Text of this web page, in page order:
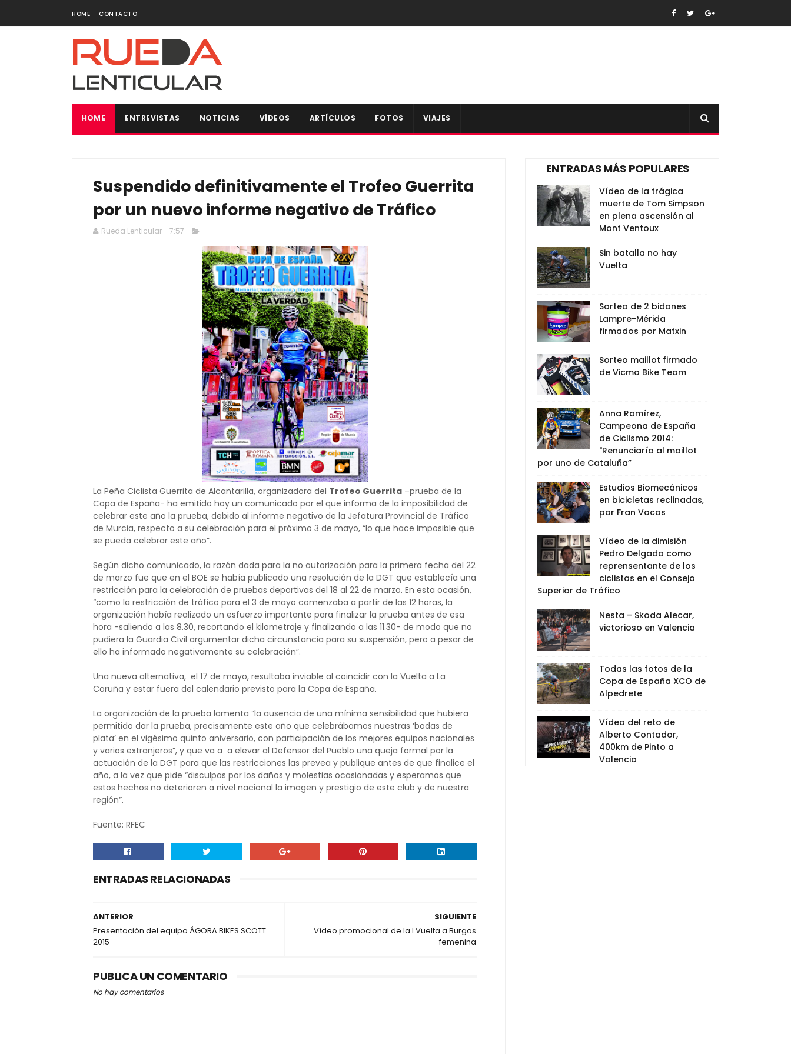
HOME CONTACTO
HOME ENTREVISTAS NOTICIAS VÍDEOS ARTÍCULOS FOTOS VIAJES
Suspendido definitivamente el Trofeo Guerrita
por un nuevo informe negativo de Tráfico
Rueda Lenticular 7:57
La Peña Ciclista Guerrita de Alcantarilla, organizadora del Trofeo Guerrita –prueba de la
Copa de España- ha emitido hoy un comunicado por el que informa de la imposibilidad de
celebrar este año la prueba, debido al informe negativo de la Jefatura Provincial de Tráfico
de Murcia, respecto a su celebración para el próximo 3 de mayo, “lo que hace imposible que
se pueda celebrar este año”.
Según dicho comunicado, la razón dada para la no autorización para la primera fecha del 22
de marzo fue que en el BOE se había publicado una resolución de la DGT que establecía una
restricción para la celebración de pruebas deportivas del 18 al 22 de marzo. En esta ocasión,
“como la restricción de tráfico para el 3 de mayo comenzaba a partir de las 12 horas, la
organización había realizado un esfuerzo importante para finalizar la prueba antes de esa
hora -saliendo a las 8.30, recortando el kilometraje y finalizando a las 11.30- de modo que no
pudiera la Guardia Civil argumentar dicha circunstancia para su suspensión, pero a pesar de
ello ha informado negativamente su celebración”.
Una nueva alternativa, el 17 de mayo, resultaba inviable al coincidir con la Vuelta a La
Coruña y estar fuera del calendario previsto para la Copa de España.
La organización de la prueba lamenta “la ausencia de una mínima sensibilidad que hubiera
permitido dar la prueba, precisamente este año que celebrábamos nuestras ‘bodas de
plata’ en el vigésimo quinto aniversario, con participación de los mejores equipos nacionales
y varios extranjeros”, y que va a a elevar al Defensor del Pueblo una queja formal por la
actuación de la DGT para que las restricciones las prevea y publique antes de que finalice el
año, a la vez que pide “disculpas por los daños y molestias ocasionadas y esperamos que
estos hechos no deterioren a nivel nacional la imagen y prestigio de este club y de nuestra
región”.
Fuente: RFEC
ENTRADAS RELACIONADAS
SIGUIENTE
Vídeo promocional de la I Vuelta a Burgos
femenina
ANTERIOR
Presentación del equipo ÁGORA BIKES SCOTT
2015
PUBLICA UN COMENTARIO
No hay comentarios
ENTRADAS MÁS POPULARES
Vídeo de la trágica
muerte de Tom Simpson
en plena ascensión al
Mont Ventoux
Sin batalla no hay
Vuelta
Sorteo de 2 bidones
Lampre-Mérida
firmados por Matxin
Sorteo maillot firmado
de Vicma Bike Team
Anna Ramírez,
Campeona de España
de Ciclismo 2014:
"Renunciaría al maillot
por uno de Cataluña”
Estudios Biomecánicos
en bicicletas reclinadas,
por Fran Vacas
Vídeo de la dimisión
Pedro Delgado como
reprensentante de los
ciclistas en el Consejo
Superior de Tráfico
Nesta – Skoda Alecar,
victorioso en Valencia
Todas las fotos de la
Copa de España XCO de
Alpedrete
Vídeo del reto de
Alberto Contador,
400km de Pinto a
Valencia